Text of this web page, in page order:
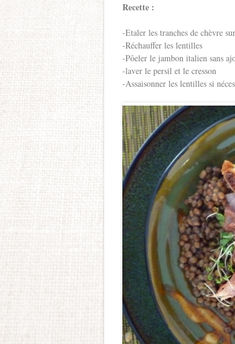
Recette :
-Etaler les tranches de chèvre
-Réchauffer les lentilles
-Pôeler le jambon italien sans
-laver le persil et le cresson
-Assaisonner les lentilles si